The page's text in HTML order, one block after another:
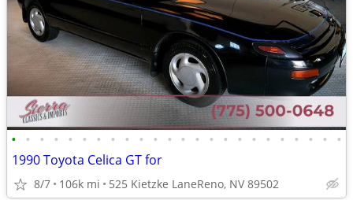
• • • • • • • • • • • • • • • • • • • • • • • •
1990 Toyota Celica GT for
8/7 106k mi 525 Kietzke LaneReno, NV 89502